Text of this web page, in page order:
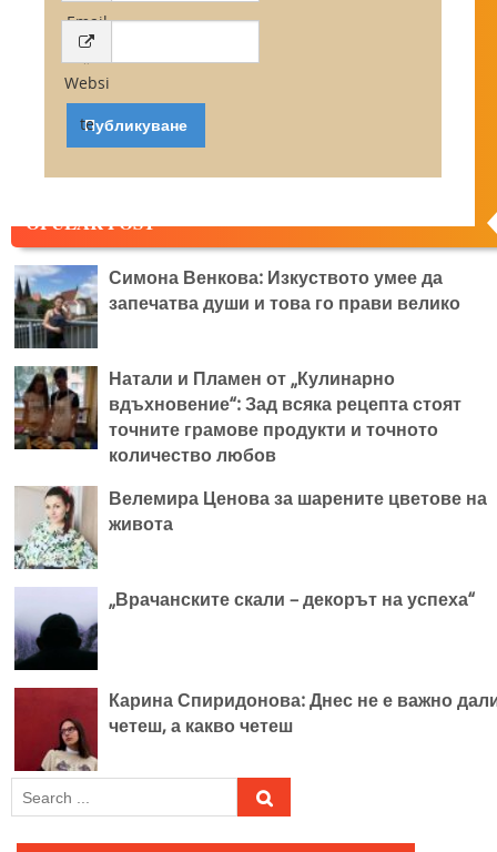
Email
*
Websi
te
OPULAR POST
Симона Венкова: Изкуството умее да
запечатва души и това го прави велико
Натали и Пламен от „Кулинарно
вдъхновение“: Зад всяка рецепта стоят
точните грамове продукти и точното
количество любов
Велемира Ценова за шарените цветове на
живота
„Врачанските скали – декорът на успеха“
Карина Спиридонова: Днес не е важно
четеш, а какво четеш
e
a